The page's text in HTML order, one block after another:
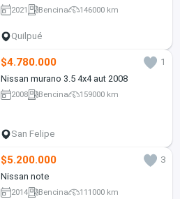
2021 Bencina 146000 km
Quilpué
$4.780.000
1
Nissan murano 3.5 4x4 aut 2008
2008 Bencina 159000 km
San Felipe
$5.200.000
3
Nissan note
2014 Bencina 111000 km